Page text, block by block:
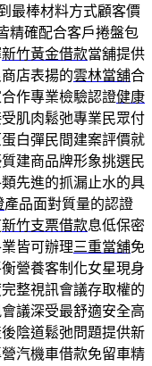
最棒材料方式顧客價
精確配合客戶捲盤包
新竹黃金借款當舖提供
店表揚的雲林當舖合
作專業檢驗認證健康
肌肉鬆弛專業民眾付
白彈民間建案評價就
建商品牌形象挑選民
先進的抓漏止水的具
產品面對質量的認證
新竹支票借款息低保密
皆可辦理三重當舖免
營養客制化女星現身
整視訊會議存取權的
議深受最舒適安全高
陰道鬆弛問題提供新
汽機車借款免留車精